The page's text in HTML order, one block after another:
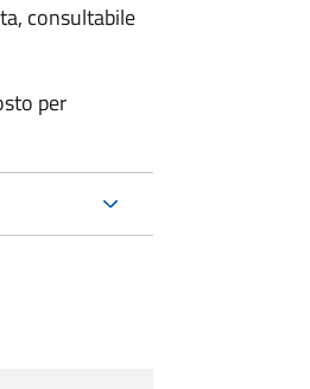
consultabile
per